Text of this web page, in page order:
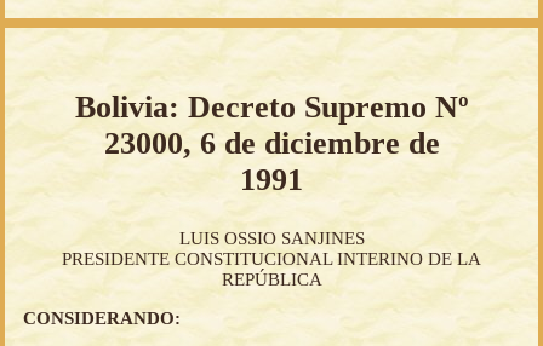
Bolivia: Decreto Supremo Nº
23000, 6 de diciembre de
1991
LUIS OSSIO SANJINES
PRESIDENTE CONSTITUCIONAL INTERINO DE LA
REPÚBLICA
CONSIDERANDO: